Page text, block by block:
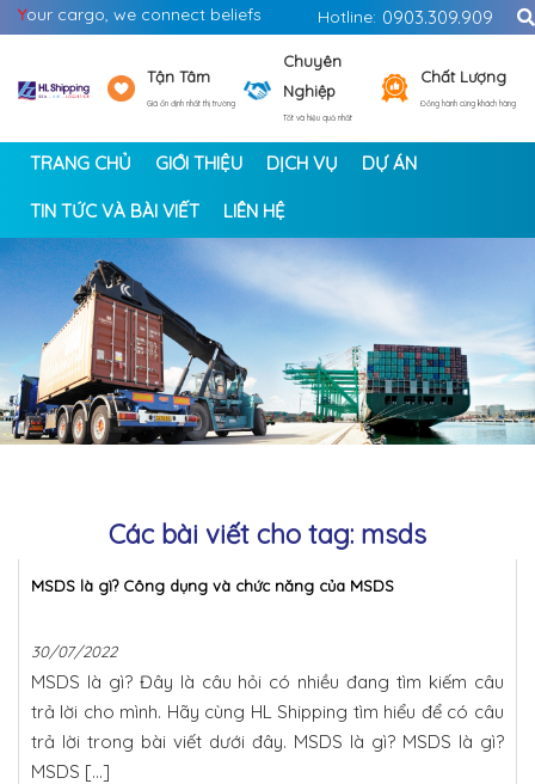
Your cargo, we connect beliefs Hotline: 0903.309.909
Tận Tâm
Giá ổn định nhất thị trường
Chuyên
Nghiệp
Tốt và hiệu quả nhất
Chất Lượng
Đồng hành cùng khách hàng
TRANG CHỦ GIỚI THIỆU DỊCH VỤ DỰ ÁN
TIN TỨC VÀ BÀI VIẾT LIÊN HỆ
< >
Các bài viết cho tag: msds
MSDS là gì? Công dụng và chức năng của MSDS
30/07/2022
MSDS là gì? Đây là câu hỏi có nhiều đang tìm kiếm câu
trả lời cho mình. Hãy cùng HL Shipping tìm hiểu để có câu
trả lời trong bài viết dưới đây. MSDS là gì? MSDS là gì?
MSDS […]